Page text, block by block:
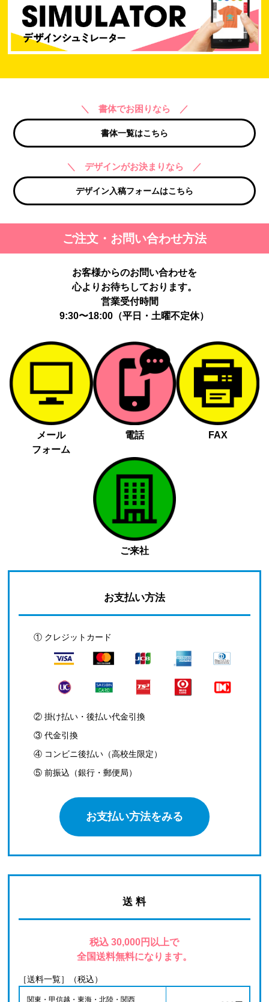
＼ 書体でお困りなら ／
書体一覧はこちら
＼ デザインがお決まりなら ／
デザイン入稿フォームはこちら
ご注文・お問い合わせ方法
お客様からのお問い合わせを
心よりお待ちしております。
営業受付時間
9:30〜18:00（平日・土曜不定休）
メール
フォーム
電話 FAX
ご来社
お支払い方法
① クレジットカード
② 掛け払い・後払い代金引換
③ 代金引換
④ コンビニ後払い（高校生限定）
⑤ 前振込（銀行・郵便局）
お支払い方法をみる
送 料
税込 30,000円以上で
全国送料無料になります。
［送料一覧］（税込）
関東・甲信越・東海・北陸・関西